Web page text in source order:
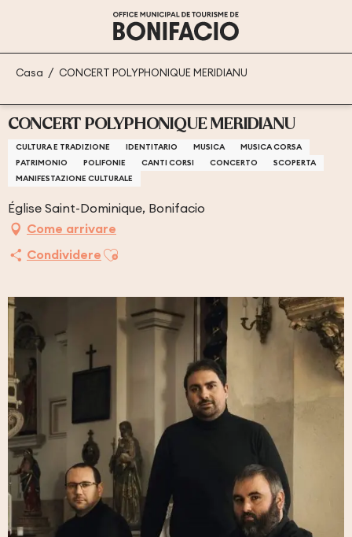
principal
Casa CONCERT POLYPHONIQUE MERIDIANU
CONCERT POLYPHONIQUE MERIDIANU
CULTURA E TRADIZIONE IDENTITARIO MUSICA
MUSICA CORSA
PATRIMONIO
POLIFONIE CANTI CORSI CONCERTO
SCOPERTA
MANIFESTAZIONE CULTURALE
Église Saint-Dominique, Bonifacio
Come arrivare
Condividere Ajouter aux favoris